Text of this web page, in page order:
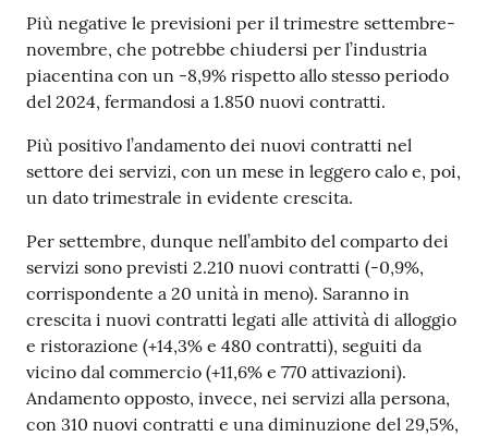
Seguici
su
Più negative le previsioni per il trimestre settembre-
novembre, che potrebbe chiudersi per l’industria
piacentina con un -8,9% rispetto allo stesso periodo
del 2024, fermandosi a 1.850 nuovi contratti.
Più positivo l’andamento dei nuovi contratti nel
settore dei servizi, con un mese in leggero calo e, poi,
un dato trimestrale in evidente crescita.
Per settembre, dunque nell’ambito del comparto dei
servizi sono previsti 2.210 nuovi contratti (-0,9%,
corrispondente a 20 unità in meno). Saranno in
crescita i nuovi contratti legati alle attività di alloggio
e ristorazione (+14,3% e 480 contratti), seguiti da
vicino dal commercio (+11,6% e 770 attivazioni).
Andamento opposto, invece, nei servizi alla persona,
con 310 nuovi contratti e una diminuzione del 29,5%,